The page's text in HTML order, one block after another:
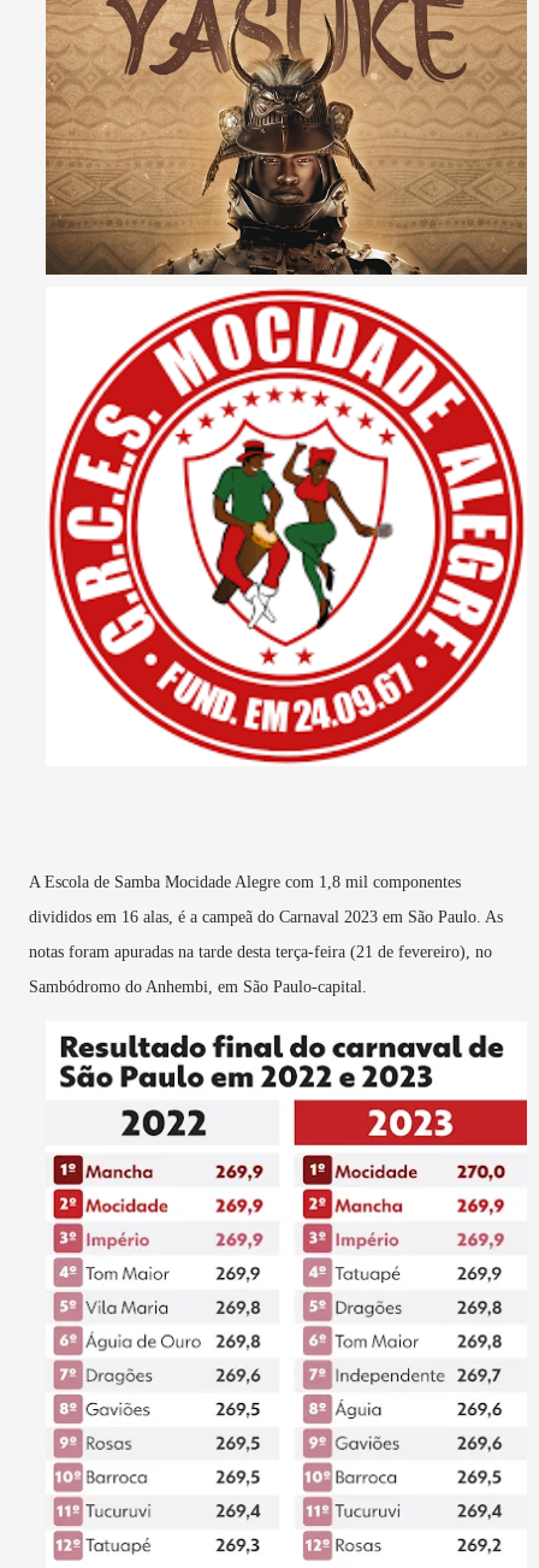
A Escola de Samba Mocidade Alegre com 1,8 mil componentes
divididos em 16 alas, é a campeã do Carnaval 2023 em São Paulo. As
notas foram apuradas na tarde desta terça-feira (21 de fevereiro), no
Sambódromo do Anhembi, em São Paulo-capital.